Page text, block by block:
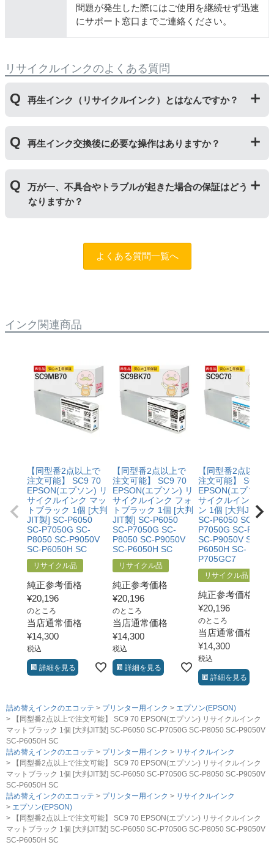
問題が発生した際にはご使用を継続せず迅速
にサポート窓口までご連絡ください。
リサイクルインクのよくある質問
再生インク（リサイクルインク）とはなんですか？
にて洗浄やインク充填をしたうえで、再度販売している
商品です。純正品に比べて、印刷代を節約することがで
きます。
再生インク交換後に必要な操作はありますか？
無効操作」が必要となる場合がございます。プリンター
やパソコンにインク残量は表示されなくなりますが、ス
トップボタンを5秒以上押していただくとご使用いただ
純正品と同様にインク残量表示が必要なお客様は商品名
[残量表示あり]と記載された商品
万が一、不具合やトラブルが起きた場合の保証はどう
なりますか？
お問い合わせフォーム
よくある質問一覧へ
インク関連商品
【同型番2点以上で
注文可能】 SC9 70
EPSON(エプソン) リ
サイクルインク マッ
トブラック 1個 [大判
JIT製] SC-P6050
SC-P7050G SC-
P8050 SC-P9050V
SC-P6050H SC
リサイクル品
純正参考価格
¥20,196
のところ
当店通常価格
¥14,300
税込
詳細を見る
【同型番2点以上で
注文可能】 SC9 70
EPSON(エプソン) リ
サイクルインク フォ
トブラック 1個 [大判
JIT製] SC-P6050
SC-P7050G SC-
P8050 SC-P9050V
SC-P6050H SC
リサイクル品
純正参考価格
¥20,196
のところ
当店通常価格
¥14,300
税込
詳細を見る
【同型番2点以上で
注文可能】 SC9 70
EPSON(エプソン)
サイクルインク シ
ン 1個 [大判JIT製]
SC-P6050 SC-
P7050G SC-P8050
SC-P9050V SC-
P6050H SC-
P705GC7
リサイクル品
純正参考価格
¥20,196
のところ
当店通常価格
¥14,300
税込
詳細を見る
詰め替えインクのエコッテ プリンター用インク
エプソン(EPSON)
【同型番2点以上で注文可能】 SC9 70 EPSON(エプソン) リサイクルインク
マットブラック 1個 [大判JIT製] SC-P6050 SC-P7050G SC-P8050 SC-P9050V
SC-P6050H SC
詰め替えインクのエコッテ
プリンター用インク
リサイクルインク
【同型番2点以上で注文可能】 SC9 70 EPSON(エプソン) リサイクルインク
マットブラック 1個 [大判JIT製] SC-P6050 SC-P7050G SC-P8050 SC-P9050V
SC-P6050H SC
詰め替えインクのエコッテ
プリンター用インク
リサイクルインク
エプソン(EPSON)
【同型番2点以上で注文可能】 SC9 70 EPSON(エプソン) リサイクルインク
マットブラック 1個 [大判JIT製] SC-P6050 SC-P7050G SC-P8050 SC-P9050V
SC-P6050H SC